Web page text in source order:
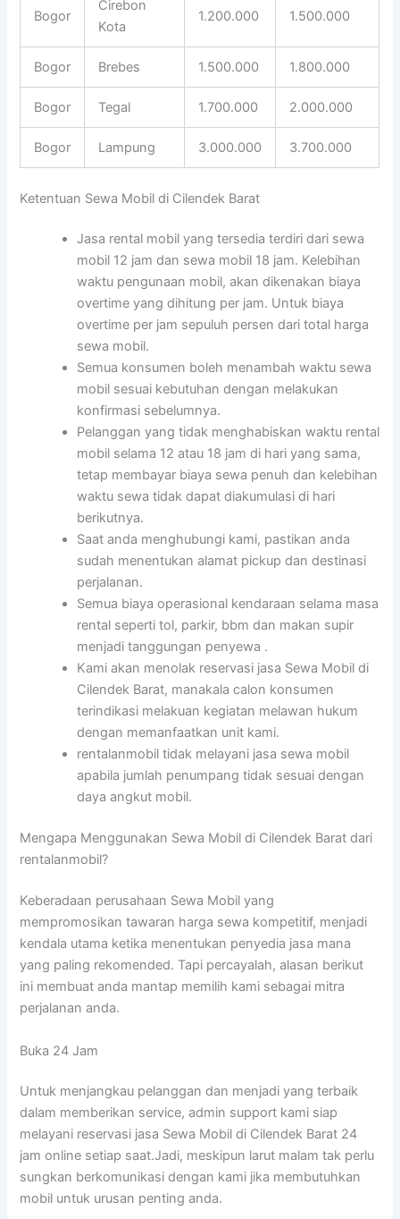
Bogor
Cirebon
Kota
1.200.000 1.500.000
Bogor Brebes 1.500.000 1.800.000
Bogor Tegal 1.700.000 2.000.000
Bogor Lampung 3.000.000 3.700.000
Ketentuan Sewa Mobil di Cilendek Barat
Jasa rental mobil yang tersedia terdiri dari sewa
mobil 12 jam dan sewa mobil 18 jam. Kelebihan
waktu pengunaan mobil, akan dikenakan biaya
overtime yang dihitung per jam. Untuk biaya
overtime per jam sepuluh persen dari total harga
sewa mobil.
Semua konsumen boleh menambah waktu sewa
mobil sesuai kebutuhan dengan melakukan
konfirmasi sebelumnya.
Pelanggan yang tidak menghabiskan waktu rental
mobil selama 12 atau 18 jam di hari yang sama,
tetap membayar biaya sewa penuh dan kelebihan
waktu sewa tidak dapat diakumulasi di hari
berikutnya.
Saat anda menghubungi kami, pastikan anda
sudah menentukan alamat pickup dan destinasi
perjalanan.
Semua biaya operasional kendaraan selama masa
rental seperti tol, parkir, bbm dan makan supir
menjadi tanggungan penyewa .
Kami akan menolak reservasi jasa Sewa Mobil di
Cilendek Barat, manakala calon konsumen
terindikasi melakuan kegiatan melawan hukum
dengan memanfaatkan unit kami.
rentalanmobil tidak melayani jasa sewa mobil
apabila jumlah penumpang tidak sesuai dengan
daya angkut mobil.
Mengapa Menggunakan Sewa Mobil di Cilendek Barat dari
rentalanmobil?
Keberadaan perusahaan Sewa Mobil yang
mempromosikan tawaran harga sewa kompetitif, menjadi
kendala utama ketika menentukan penyedia jasa mana
yang paling rekomended. Tapi percayalah, alasan berikut
ini membuat anda mantap memilih kami sebagai mitra
perjalanan anda.
Buka 24 Jam
Untuk menjangkau pelanggan dan menjadi yang terbaik
dalam memberikan service, admin support kami siap
melayani reservasi jasa Sewa Mobil di Cilendek Barat 24
jam online setiap saat.Jadi, meskipun larut malam tak perlu
sungkan berkomunikasi dengan kami jika membutuhkan
mobil untuk urusan penting anda.